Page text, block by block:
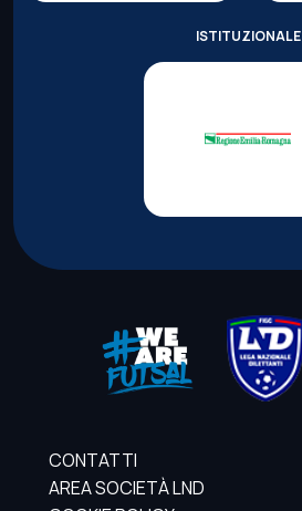
ISTITUZIONALE
CONTATTI
AREA SOCIETÀ LND